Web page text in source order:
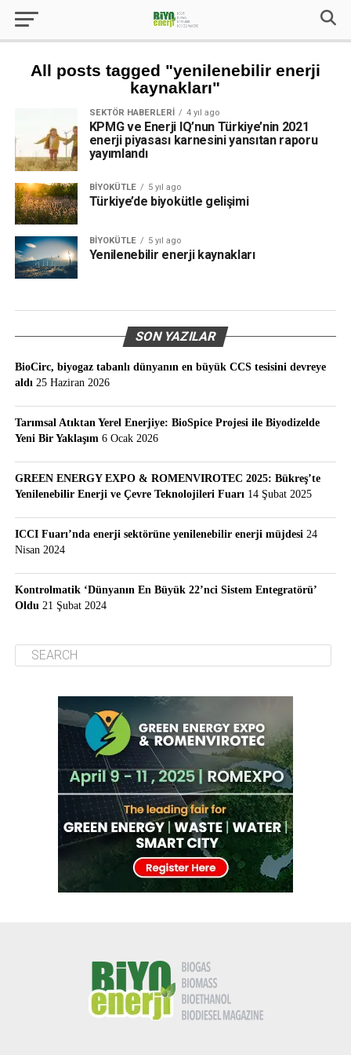
All posts tagged "yenilenebilir enerji
kaynakları"
SEKTÖR HABERLERI 4 yıl ago
KPMG ve Enerji IQ’nun Türkiye’nin 2021
enerji piyasası karnesini yansıtan raporu
yayımlandı
BIYOKÜTLE 5 yıl ago
Türkiye’de biyokütle gelişimi
BIYOKÜTLE 5 yıl ago
Yenilenebilir enerji kaynakları
SON YAZILAR
BioCirc, biyogaz tabanlı dünyanın en büyük CCS tesisini devreye
aldı 25 Haziran 2026
Tarımsal Atıktan Yerel Enerjiye: BioSpice Projesi ile Biyodizelde
Yeni Bir Yaklaşım 6 Ocak 2026
GREEN ENERGY EXPO & ROMENVIROTEC 2025: Bükreş’te
Yenilenebilir Enerji ve Çevre Teknolojileri Fuarı 14 Şubat 2025
ICCI Fuarı’nda enerji sektörüne yenilenebilir enerji müjdesi 24
Nisan 2024
Kontrolmatik ‘Dünyanın En Büyük 22’nci Sistem Entegratörü’
Oldu 21 Şubat 2024